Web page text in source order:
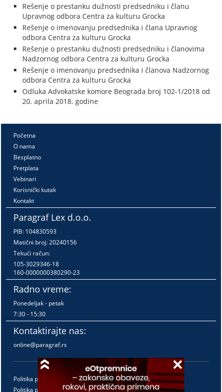
Rešenje o prestanku dužnosti predsedniku i članu
Upravnog odbora Centra za kulturu Grocka
Rešenje o imenovanju predsednika i člana Upravnog
odbora Centra za kulturu Grocka
Rešenje o prestanku dužnosti predsedniku i članovima
Nadzornog odbora Centra za kulturu Grocka
Rešenje o imenovanju predsednika i članova Nadzornog
odbora Centra za kulturu Grocka
Odluka Advokatske komore Beograda broj 102-1/2018 od
20. aprila 2018. godine
Početna
O nama
Besplatno
Pretplata
Vebinari
Korisnički kutak
Kontakt
Paragraf Lex d.o.o.
PIB: 104830593
Matični broj: 20240156
Tekući račun:
105-3029346-18
160-0000000380290-23
Radno vreme:
Ponedeljak - petak
7:30 - 15:30
Kontaktirajte nas:
online@paragraf.rs
Politika privatnosti
Politika pružanja usluga